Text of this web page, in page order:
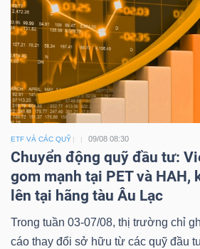
ETF VÀ CÁC QUỸ 09/08 08:30
Chuyển động quỹ đầu tư:
gom mạnh tại PET và HAH,
lên tại hãng tàu Âu Lạc
Trong tuần 03-07/08, thị trường chỉ
cáo thay đổi sở hữu từ các quỹ đầu